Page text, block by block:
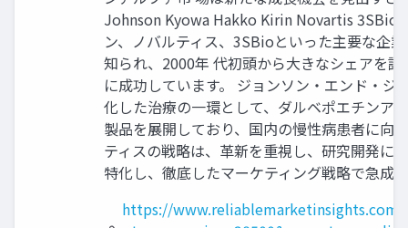
Johnson Kyowa Hakko Kirin Novartis 3SBio
ン、ノバルティス、3SBioといった主要な企
知られ、2000年 代初頭から大きなシェアを
に成功しています。 ジョンソン・エンド・
化した治療の一環として、ダルベポエチンア
製品を展開しており、国内の慢性病患者に向
ティスの戦略は、革新を重視し、研究開発に
特化し、徹底したマーケティング戦略で急成
https://